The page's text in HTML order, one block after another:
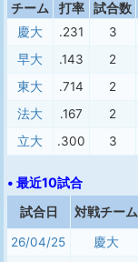
チーム 打率 試合数
慶大
.231 3
早大
.143 2
東大
.714 2
法大
.167 2
立大
.300 3
• 最近10試合
試合日 対戦チーム
26/04/25 慶大